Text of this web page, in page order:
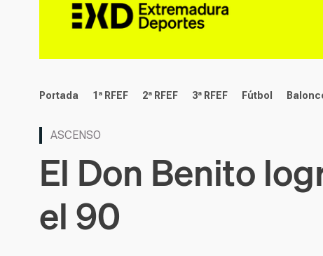
deportes
Portada 1ª RFEF 2ª RFEF 3ª RFEF Fútbol
ASCENSO
El Don Benito
el 90